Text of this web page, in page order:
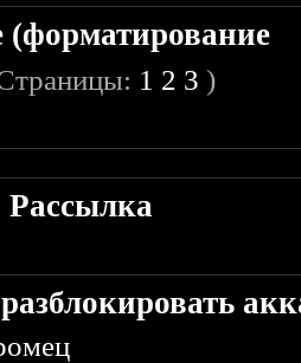
(форматирование
1 2 3 )
4.25 из 5
Рассылка
0 из 5
1.5 из 5